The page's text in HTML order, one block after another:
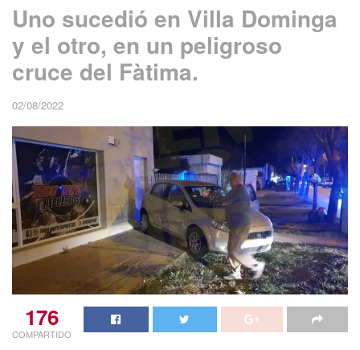
Uno sucedió en Villa Dominga
y el otro, en un peligroso
cruce del Fàtima.
02/08/2022
176
COMPARTIDO